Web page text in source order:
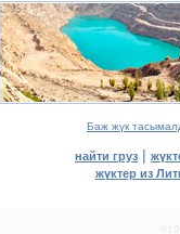
Баж жүк
найти груз |
жүктер из